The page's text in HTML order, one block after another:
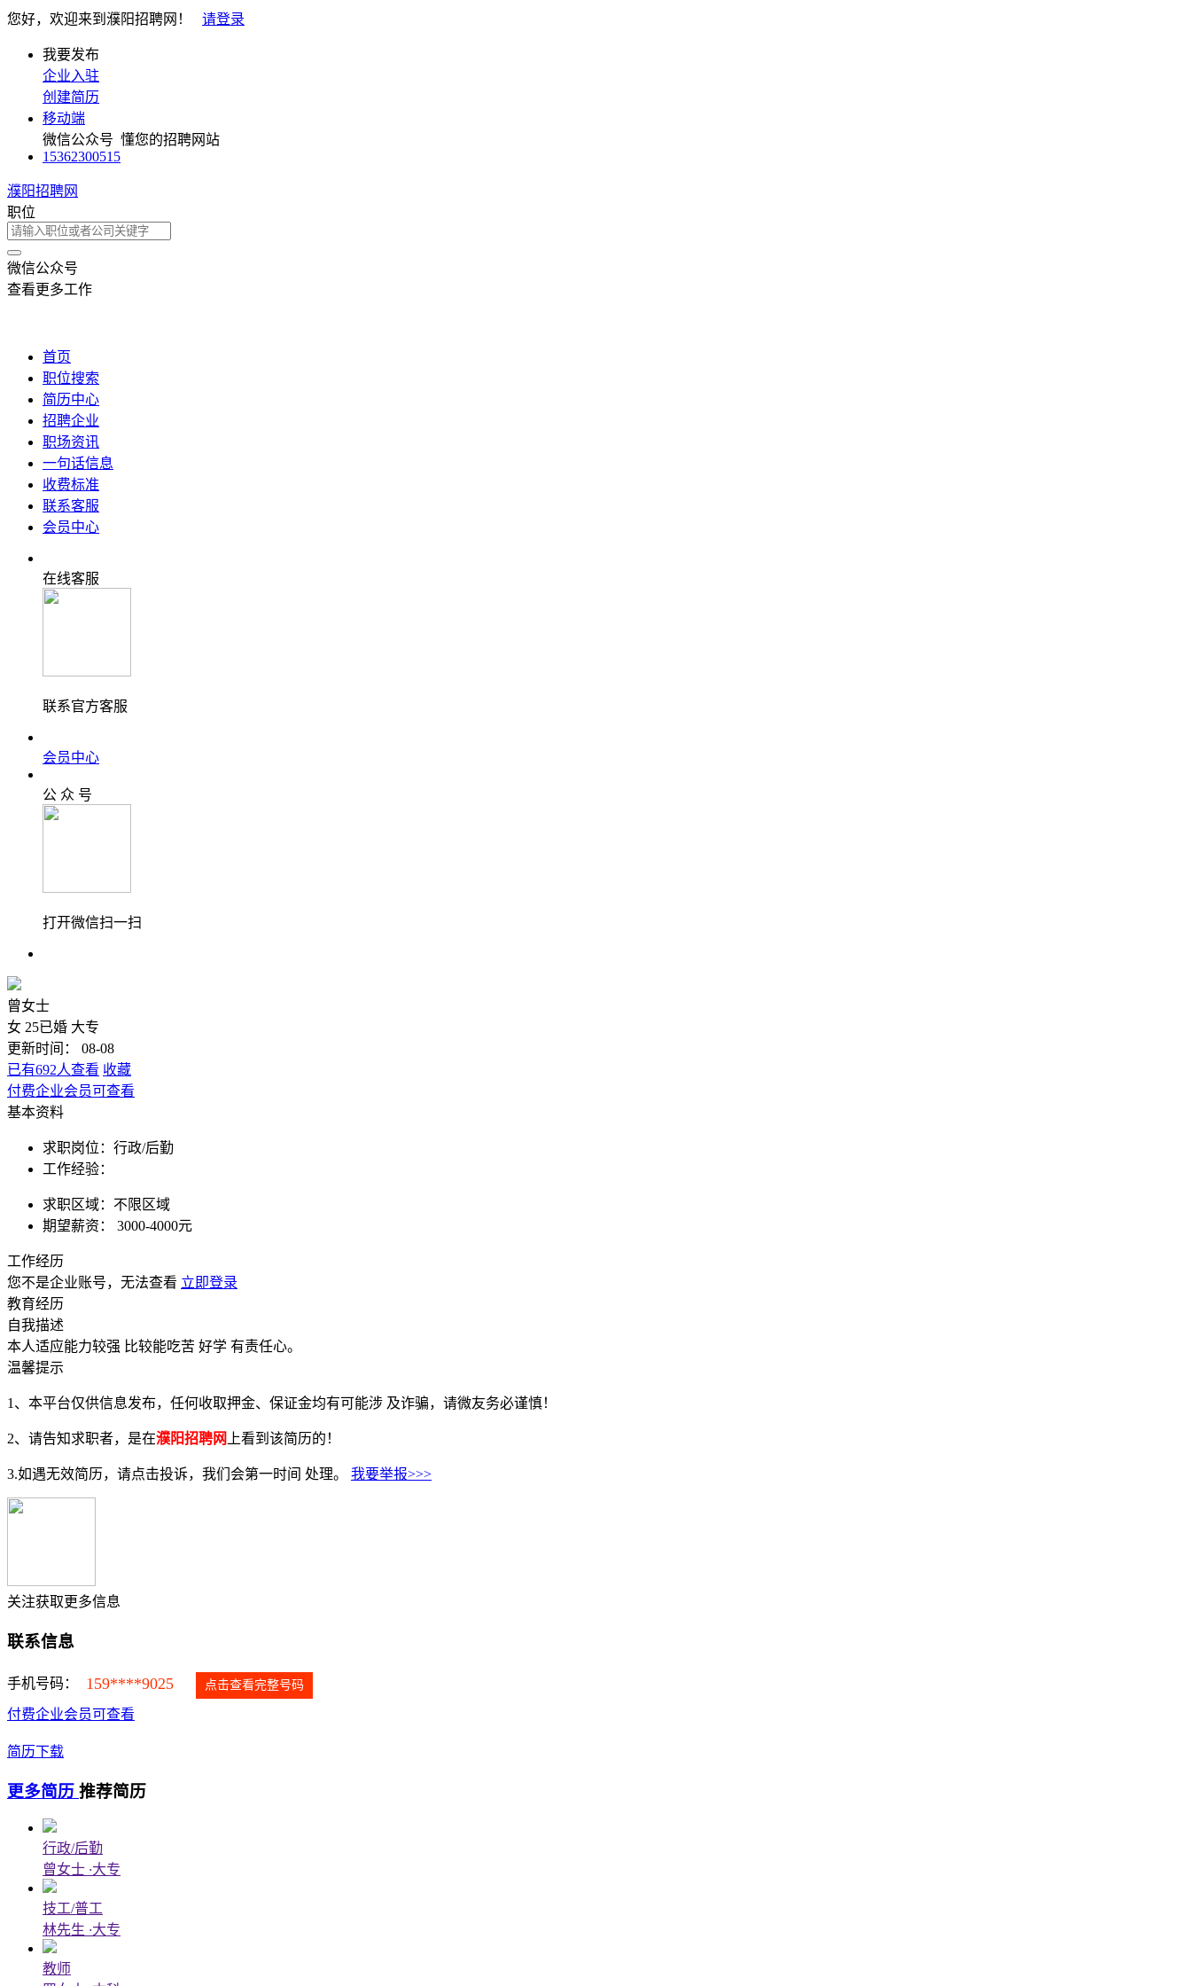
您好，欢迎来到濮阳招聘网！ 请登录
我要发布
企业入驻
创建简历
移动端
微信公众号 懂您的招聘网站
15362300515
濮阳招聘网
职位
微信公众号
查看更多工作
首页
职位搜索
简历中心
招聘企业
职场资讯
一句话信息
收费标准
联系客服
会员中心
在线客服
联系官方客服
会员中心
公 众 号
打开微信扫一扫
曾女士
女 25已婚 大专
更新时间： 08-08
已有692人查看 收藏
付费企业会员可查看
基本资料
求职岗位： 行政/后勤
工作经验：
求职区域： 不限区域
期望薪资：
3000-4000元
工作经历
您不是企业账号，无法查看 立即登录
教育经历
自我描述
本人适应能力较强 比较能吃苦 好学 有责任心。
温馨提示
1、本平台仅供信息发布，任何收取押金、保证金均有可能涉 及诈骗，请微友务必谨慎！
2、请告知求职者，是在濮阳招聘网 上看到该简历的！
3.如遇无效简历，请点击投诉，我们会第一时间 处理。 我要举报>>>
关注获取更多信息
联系信息
手机号码： 159****9025 点击查看完整号码
付费企业会员可查看
简历下载
更多简历 推荐简历
行政/后勤
曾女士 ·大专
技工/普工
林先生 ·大专
教师